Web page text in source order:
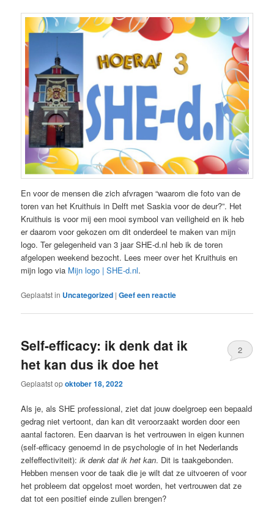
En voor de mensen die zich afvragen “waarom die foto van de
toren van het Kruithuis in Delft met Saskia voor de deur?”. Het
Kruithuis is voor mij een mooi symbool van veiligheid en ik heb
er daarom voor gekozen om dit onderdeel te maken van mijn
logo. Ter gelegenheid van 3 jaar SHE-d.nl heb ik de toren
afgelopen weekend bezocht. Lees meer over het Kruithuis en
mijn logo via Mijn logo | SHE-d.nl.
Geplaatst in Uncategorized |Geef een reactie
Self-efficacy: ik denk dat ik
het kan dus ik doe het
Geplaatst opoktober 18, 2022
2
Als je, als SHE professional, ziet dat jouw doelgroep een bepaald
gedrag niet vertoont, dan kan dit veroorzaakt worden door een
aantal factoren. Een daarvan is het vertrouwen in eigen kunnen
(self-efficacy genoemd in de psychologie of in het Nederlands
zelfeffectiviteit):ik denk dat ik het kan. Dit is taakgebonden.
Hebben mensen voor de taak die je wilt dat ze uitvoeren of voor
het probleem dat opgelost moet worden, het vertrouwen dat ze
dat tot een positief einde zullen brengen?